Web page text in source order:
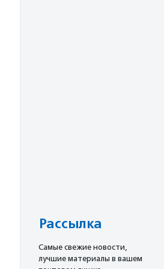
Рассылка
Cамые свежие новости,
лучшие материалы в вашем